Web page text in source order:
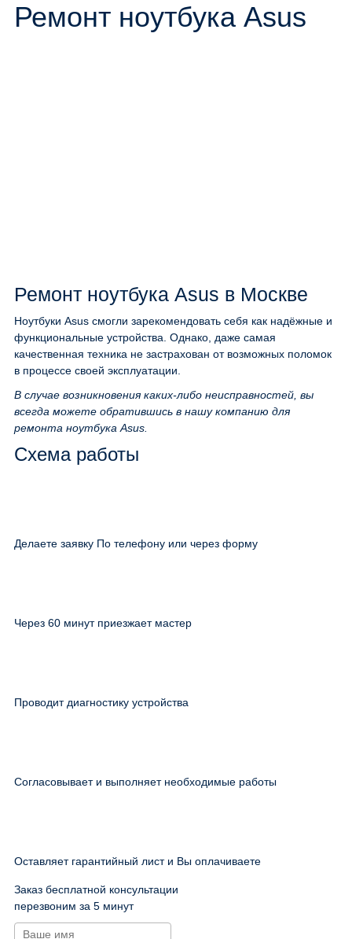
Ремонт ноутбука Asus
Ремонт ноутбука Asus в Москве
Ноутбуки Asus смогли зарекомендовать себя как надёжные и
функциональные устройства. Однако, даже самая
качественная техника не застрахован от возможных поломок
в процессе своей эксплуатации.
В случае возникновения каких-либо неисправностей, вы
всегда можете обратившись в нашу компанию для
ремонта ноутбука Asus.
Схема работы
Делаете заявку По телефону или через форму
Через 60 минут приезжает мастер
Проводит диагностику устройства
Согласовывает и выполняет необходимые работы
Оставляет гарантийный лист и Вы оплачиваете
Заказ бесплатной консультации
перезвоним за 5 минут